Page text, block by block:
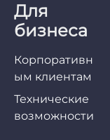
Для
бизнеса
Корпоративн
ым клиентам
Технические
возможности